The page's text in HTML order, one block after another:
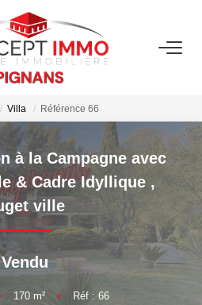
VENTE
Saisonnière
Villa Référence 66
à la Campagne avec
& Cadre Idyllique ,
ville
Vendu
170m² • Réf : 66